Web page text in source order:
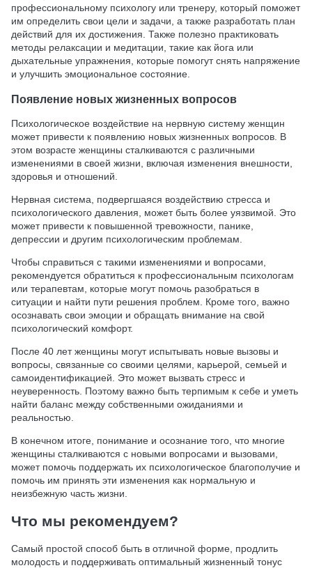
профессиональному психологу или тренеру, который поможет
им определить свои цели и задачи, а также разработать план
действий для их достижения. Также полезно практиковать
методы релаксации и медитации, такие как йога или
дыхательные упражнения, которые помогут снять напряжение
и улучшить эмоциональное состояние.
Появление новых жизненных вопросов
Психологическое воздействие на нервную систему женщин
может привести к появлению новых жизненных вопросов. В
этом возрасте женщины сталкиваются с различными
изменениями в своей жизни, включая изменения внешности,
здоровья и отношений.
Нервная система, подвергшаяся воздействию стресса и
психологического давления, может быть более уязвимой. Это
может привести к повышенной тревожности, панике,
депрессии и другим психологическим проблемам.
Чтобы справиться с такими изменениями и вопросами,
рекомендуется обратиться к профессиональным психологам
или терапевтам, которые могут помочь разобраться в
ситуации и найти пути решения проблем. Кроме того, важно
осознавать свои эмоции и обращать внимание на свой
психологический комфорт.
После 40 лет женщины могут испытывать новые вызовы и
вопросы, связанные со своими целями, карьерой, семьей и
самоидентификацией. Это может вызвать стресс и
неуверенность. Поэтому важно быть терпимым к себе и уметь
найти баланс между собственными ожиданиями и
реальностью.
В конечном итоге, понимание и осознание того, что многие
женщины сталкиваются с новыми вопросами и вызовами,
может помочь поддержать их психологическое благополучие и
помочь им принять эти изменения как нормальную и
неизбежную часть жизни.
Что мы рекомендуем?
Самый простой способ быть в отличной форме, продлить
молодость и поддерживать оптимальный жизненный тонус